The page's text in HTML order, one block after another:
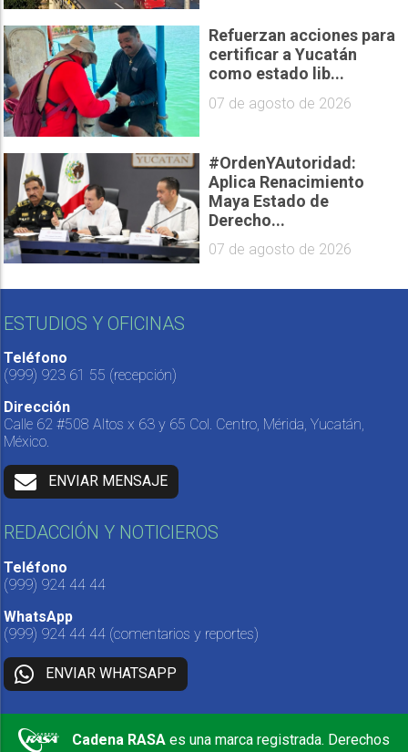
Refuerzan acciones para
certificar a Yucatán
como estado lib...
07 de agosto de 2026
#OrdenYAutoridad:
Aplica Renacimiento
Maya Estado de
Derecho...
07 de agosto de 2026
ESTUDIOS Y OFICINAS
Teléfono
(999) 923 61 55 (recepción)
Dirección
Calle 62 #508 Altos x 63 y 65 Col. Centro, Mérida, Yucatán,
México.
ENVIAR MENSAJE
REDACCIÓN Y NOTICIEROS
Teléfono
(999) 924 44 44
WhatsApp
(999) 924 44 44 (comentarios y reportes)
ENVIAR WHATSAPP
Cadena RASA es una marca registrada. Derechos